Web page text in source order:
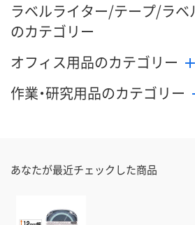
ラベルライター/テープ/ラベ
のカテゴリー
オフィス用品のカテゴリー
作業・研究用品のカテゴリー
あなたが最近チェックした商品